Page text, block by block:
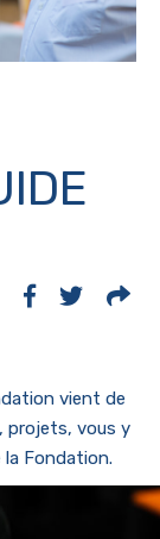
vient de
projets, vous y
Fondation.